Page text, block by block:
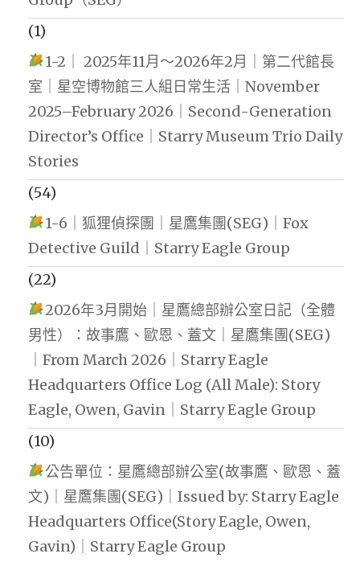
(1)
1-2｜ 2025年11月～2026年2月｜第二代館長
室｜星空博物館三人組日常生活｜November
2025–February 2026｜Second-Generation
Director’s Office｜Starry Museum Trio Daily
Stories
(54)
1-6｜狐狸偵探團｜星鷹集團(SEG)｜Fox
Detective Guild｜Starry Eagle Group
(22)
2026年3月開始｜星鷹總部辦公室日記（全體
男性）：故事鷹、歐恩、蓋文｜星鷹集團(SEG)
｜From March 2026｜Starry Eagle
Headquarters Office Log (All Male): Story
Eagle, Owen, Gavin｜Starry Eagle Group
(10)
公告單位：星鷹總部辦公室(故事鷹、歐恩、蓋
文)｜星鷹集團(SEG)｜Issued by: Starry Eagle
Headquarters Office(Story Eagle, Owen,
Gavin)｜Starry Eagle Group